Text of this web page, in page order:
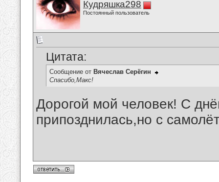
Кудряшка298
Постоянный пользователь
Цитата:
Сообщение от Вячеслав Серёгин
Спасибо,Макс!
Дорогой мой человек! С
припозднилась,но с